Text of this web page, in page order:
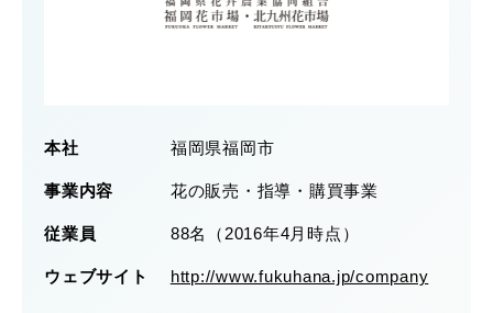
本社 福岡県福岡市
事業内容 花の販売・指導・購買事業
従業員 88名（2016年4月時点）
ウェブサイト http://www.fukuhana.jp/company